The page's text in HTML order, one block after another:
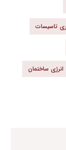
تاسیسات
ساختمان